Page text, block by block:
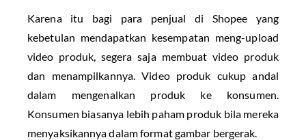
Karena itu bagi para penjual di Shopee yang
kebetulan mendapatkan kesempatan meng-upload
video produk, segera saja membuat video produk
dan menampilkannya. Video produk cukup andal
dalam mengenalkan produk ke konsumen.
Konsumen biasanya lebih paham produk bila mereka
menyaksikannya dalam format gambar bergerak.